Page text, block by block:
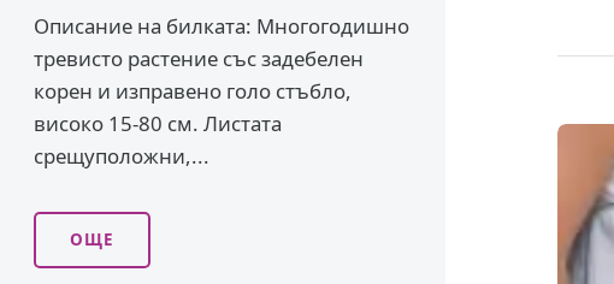
Описание на билката: Многогодишно
тревисто растение със задебелен
корен и изправено го­ло стъбло,
високо 15-80 см. Листата
срещуположни,...
ОЩЕ